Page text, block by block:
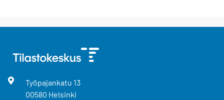
Työpajankatu 13
00580 Helsinki